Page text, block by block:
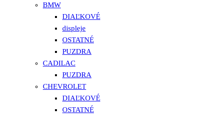
BMW
DIAĽKOVÉ
displeje
OSTATNÉ
PUZDRA
CADILAC
PUZDRA
CHEVROLET
DIAĽKOVÉ
OSTATNÉ